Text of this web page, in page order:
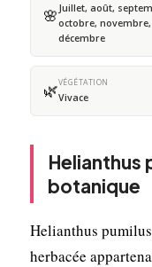
🌸Juillet, août,
octobre, novembre,
décembre
🌿VÉGÉTATION
Vivace
Helianthus
botanique
Helianthus
herbacée